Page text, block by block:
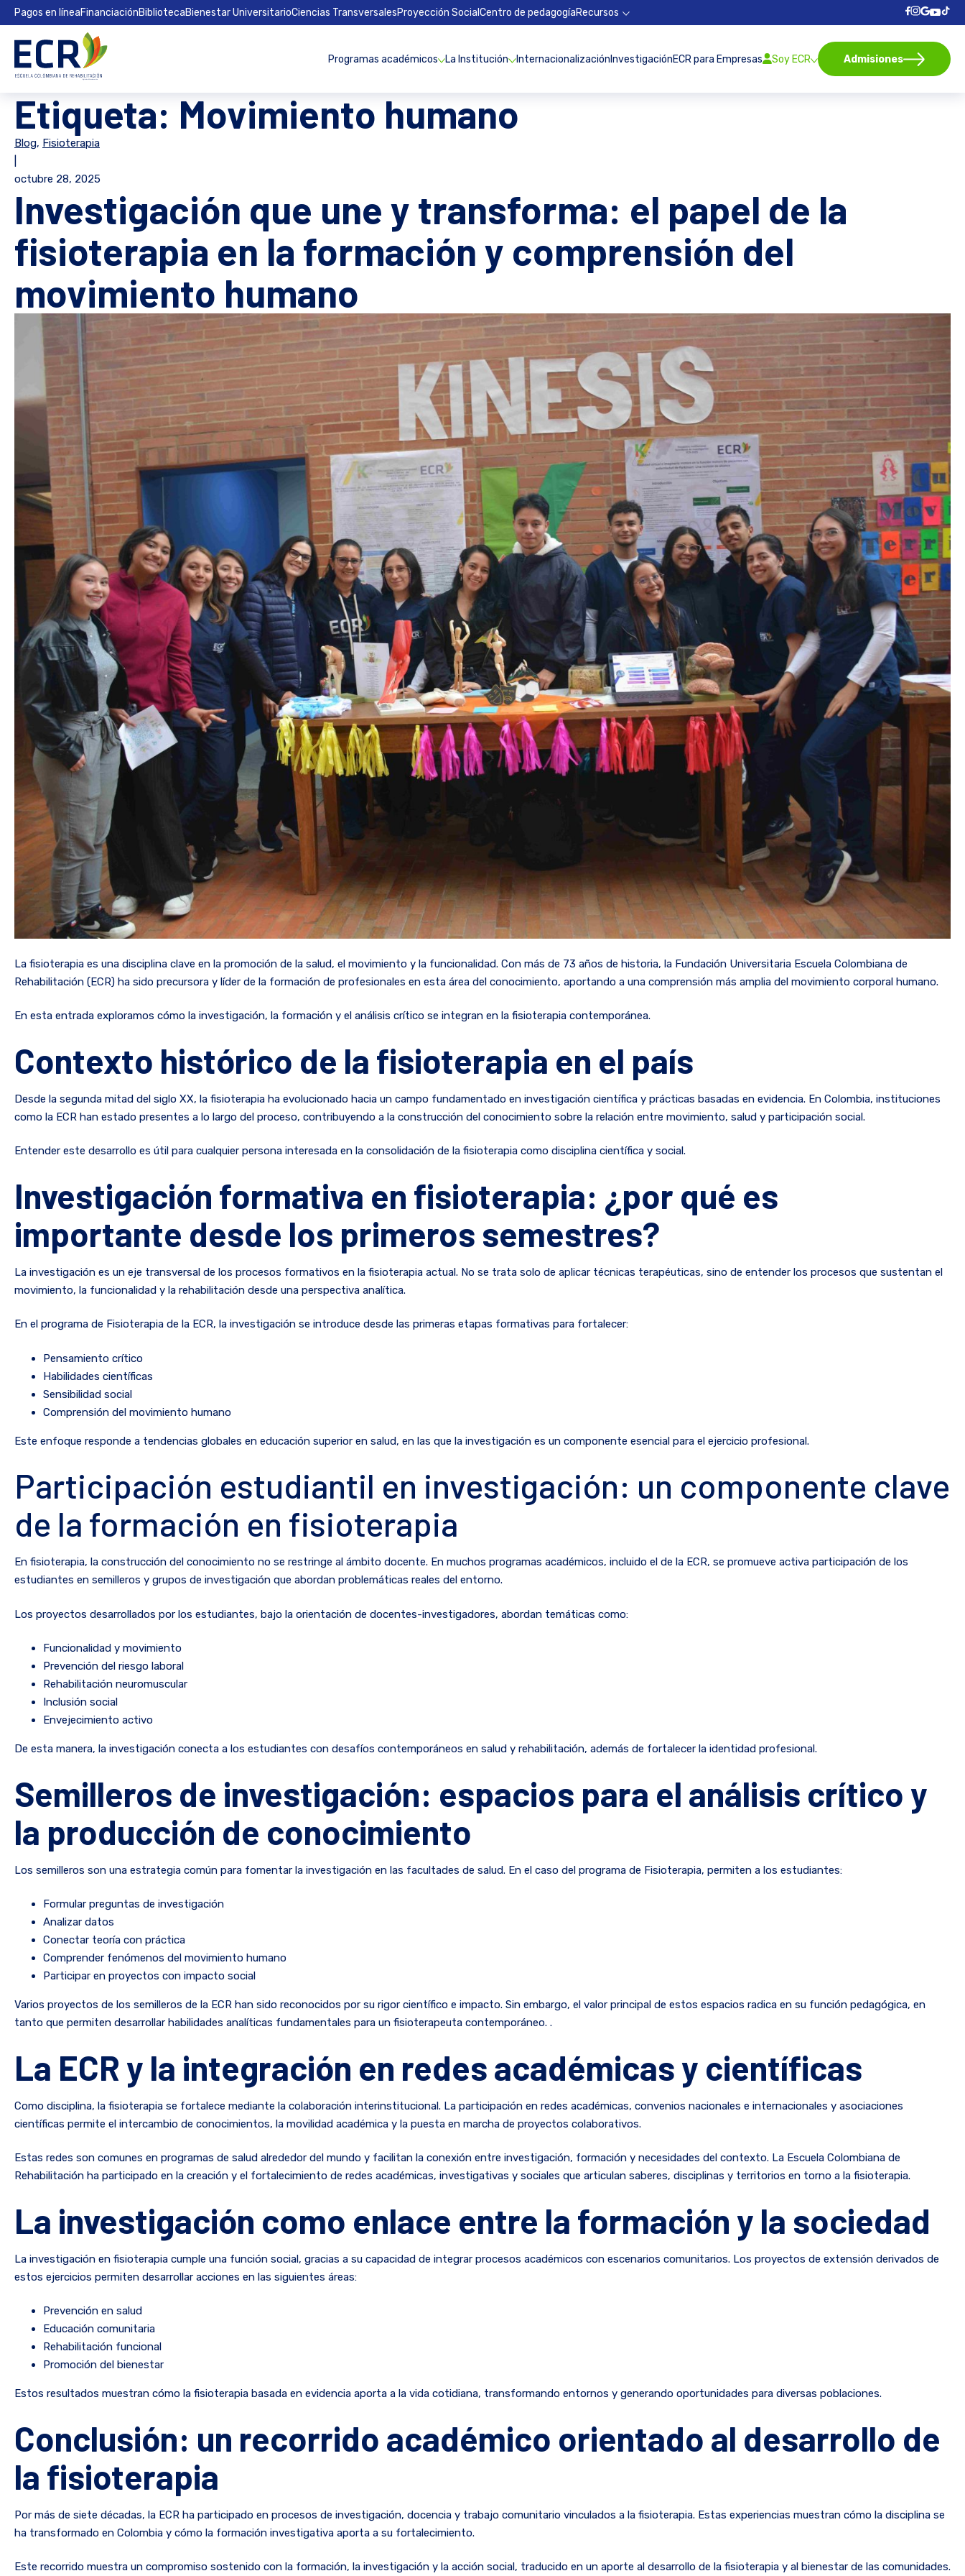
Pagos en líneaFinanciaciónBibliotecaBienestar UniversitarioCiencias TransversalesProyección Social Centro de pedagogíaRecursos
Programas académicos La Institución Internacionalización InvestigaciónECR para Empresas Soy ECR Admisiones
Etiqueta: Movimiento humano
Blog, Fisioterapia
octubre 28, 2025
Investigación que une y transforma: el papel de la
fisioterapia en la formación y comprensión del
movimiento humano
La fisioterapia es una disciplina clave en la promoción de la salud, el movimiento y la funcionalidad. Con más de 73 años de historia, la Fundación Universitaria Escuela Colombiana de
Rehabilitación (ECR) ha sido precursora y líder de la formación de profesionales en esta área del conocimiento, aportando a una comprensión más amplia del movimiento corporal humano.
En esta entrada exploramos cómo la investigación, la formación y el análisis crítico se integran en la fisioterapia contemporánea.
Contexto histórico de la fisioterapia en el país
Desde la segunda mitad del siglo XX, la fisioterapia ha evolucionado hacia un campo fundamentado en investigación científica y prácticas basadas en evidencia. En Colombia, instituciones
como la ECR han estado presentes a lo largo del proceso, contribuyendo a la construcción del conocimiento sobre la relación entre movimiento, salud y participación social.
Entender este desarrollo es útil para cualquier persona interesada en la consolidación de la fisioterapia como disciplina científica y social.
Investigación formativa en fisioterapia: ¿por qué es
importante desde los primeros semestres?
La investigación es un eje transversal de los procesos formativos en la fisioterapia actual. No se trata solo de aplicar técnicas terapéuticas, sino de entender los procesos que sustentan el
movimiento, la funcionalidad y la rehabilitación desde una perspectiva analítica.
En el programa de Fisioterapia de la ECR, la investigación se introduce desde las primeras etapas formativas para fortalecer:
Pensamiento crítico
Habilidades científicas
Sensibilidad social
Comprensión del movimiento humano
Este enfoque responde a tendencias globales en educación superior en salud, en las que la investigación es un componente esencial para el ejercicio profesional.
Participación estudiantil en investigación: un componente clave
de la formación en fisioterapia
En fisioterapia, la construcción del conocimiento no se restringe al ámbito docente. En muchos programas académicos, incluido el de la ECR, se promueve activa participación de los
estudiantes en semilleros y grupos de investigación que abordan problemáticas reales del entorno.
Los proyectos desarrollados por los estudiantes, bajo la orientación de docentes-investigadores, abordan temáticas como:
Funcionalidad y movimiento
Prevención del riesgo laboral
Rehabilitación neuromuscular
Inclusión social
Envejecimiento activo
De esta manera, la investigación conecta a los estudiantes con desafíos contemporáneos en salud y rehabilitación, además de fortalecer la identidad profesional.
Semilleros de investigación: espacios para el análisis crítico y
la producción de conocimiento
Los semilleros son una estrategia común para fomentar la investigación en las facultades de salud. En el caso del programa de Fisioterapia, permiten a los estudiantes:
Formular preguntas de investigación
Analizar datos
Conectar teoría con práctica
Comprender fenómenos del movimiento humano
Participar en proyectos con impacto social
Varios proyectos de los semilleros de la ECR han sido reconocidos por su rigor científico e impacto. Sin embargo, el valor principal de estos espacios radica en su función pedagógica, en
tanto que permiten desarrollar habilidades analíticas fundamentales para un fisioterapeuta contemporáneo. .
La ECR y la integración en redes académicas y científicas
Como disciplina, la fisioterapia se fortalece mediante la colaboración interinstitucional. La participación en redes académicas, convenios nacionales e internacionales y asociaciones
científicas permite el intercambio de conocimientos, la movilidad académica y la puesta en marcha de proyectos colaborativos.
Estas redes son comunes en programas de salud alrededor del mundo y facilitan la conexión entre investigación, formación y necesidades del contexto. La Escuela Colombiana de
Rehabilitación ha participado en la creación y el fortalecimiento de redes académicas, investigativas y sociales que articulan saberes, disciplinas y territorios en torno a la fisioterapia.
La investigación como enlace entre la formación y la sociedad
La investigación en fisioterapia cumple una función social, gracias a su capacidad de integrar procesos académicos con escenarios comunitarios. Los proyectos de extensión derivados de
estos ejercicios permiten desarrollar acciones en las siguientes áreas:
Prevención en salud
Educación comunitaria
Rehabilitación funcional
Promoción del bienestar
Estos resultados muestran cómo la fisioterapia basada en evidencia aporta a la vida cotidiana, transformando entornos y generando oportunidades para diversas poblaciones.
Conclusión: un recorrido académico orientado al desarrollo de
la fisioterapia
Por más de siete décadas, la ECR ha participado en procesos de investigación, docencia y trabajo comunitario vinculados a la fisioterapia. Estas experiencias muestran cómo la disciplina se
ha transformado en Colombia y cómo la formación investigativa aporta a su fortalecimiento.
Este recorrido muestra un compromiso sostenido con la formación, la investigación y la acción social, traducido en un aporte al desarrollo de la fisioterapia y al bienestar de las comunidades.